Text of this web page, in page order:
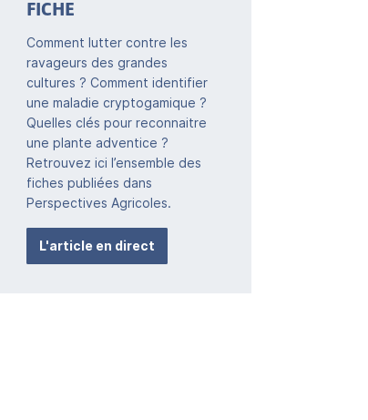
FICHE
Comment lutter contre les
ravageurs des grandes
cultures ? Comment identifier
une maladie cryptogamique ?
Quelles clés pour reconnaitre
une plante adventice ?
Retrouvez ici l’ensemble des
fiches publiées dans
Perspectives Agricoles.
L'article en direct